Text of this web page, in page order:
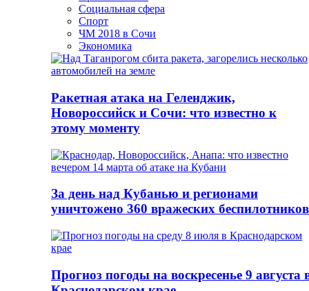
Социальная сфера
Спорт
ЧМ 2018 в Сочи
Экономика
Ракетная атака на Геленджик,
Новороссийск и Сочи: что известно к
этому моменту
За день над Кубанью и регионами
уничтожено 360 вражеских беспилотников
Прогноз погоды на воскресенье 9 августа